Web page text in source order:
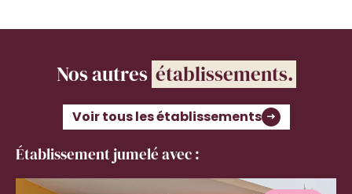
Nos autres établissements.
Voir tous les établissements
Établissement jumelé avec :